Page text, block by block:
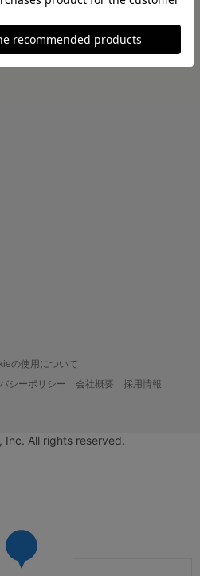
の使用について
シーポリシー 会社概要
採用情報
Inc. All rights reserved.